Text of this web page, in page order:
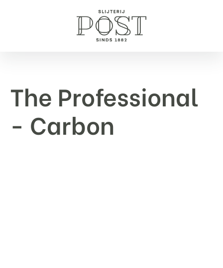
The Professional
- Carbon